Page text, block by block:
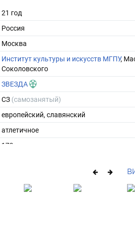
21 год
Россия
Москва
Институт культуры и искусств МГПУ,
Соколовского
ЗВЕЗДА
СЗ (самозанятый)
европейский, славянский
атлетичное
173